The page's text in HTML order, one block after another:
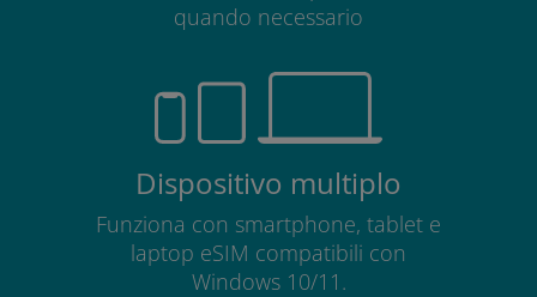
quando necessario
Dispositivo multiplo
Funziona con smartphone, tablet e
laptop eSIM compatibili con
Windows 10/11.